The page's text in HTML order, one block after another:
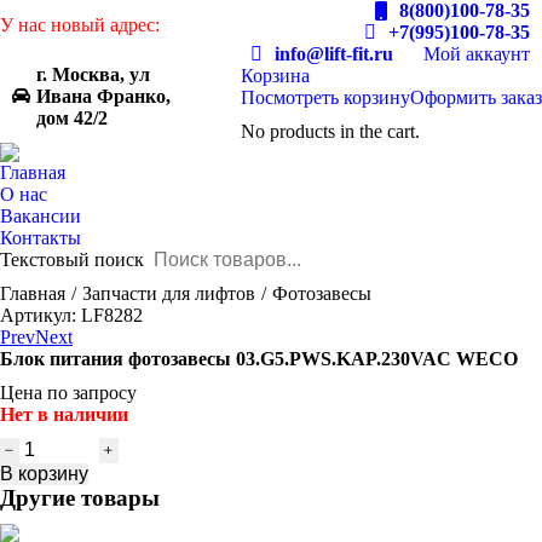
У нас новый адрес:
г. Москва, ул
Ивана Франко,
дом 42/2
8(800)100-78-35
+7(995)100-78-35
info@lift-fit.ru
Мой аккаунт
Корзина
Посмотреть корзинуОформить заказ
No products in the cart.
Главная
О нас
Вакансии
Контакты
Текстовый поиск
You are here:
Главная Запчасти для лифтов
Фотозавесы
Артикул: LF8282
PrevNext
Блок питания фотозавесы 03.G5.PWS.KAP.230VAC WECO
Цена по запросу
Нет в наличии
Количество
товара
Блок
питания
фотозавесы
В корзину
Другие товары